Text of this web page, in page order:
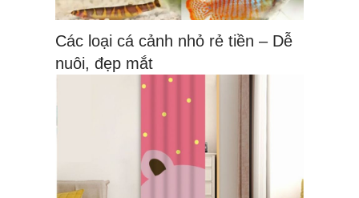
Các loại cá cảnh nhỏ rẻ tiền – Dễ
nuôi, đẹp mắt